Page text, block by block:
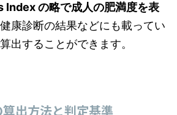
Index の略で成人の肥満度を表
康診断の結果などにも載ってい
出することができます。
出方法と判定基準